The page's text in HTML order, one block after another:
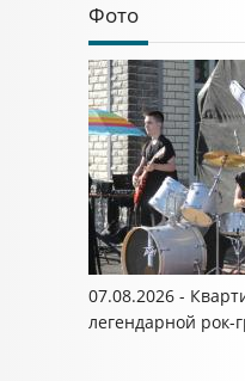
Фото
07.08.2026 -
легендарной